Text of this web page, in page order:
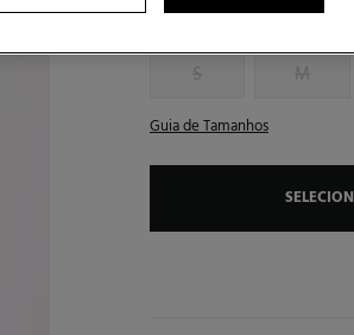
S
M
Guia de Tamanhos